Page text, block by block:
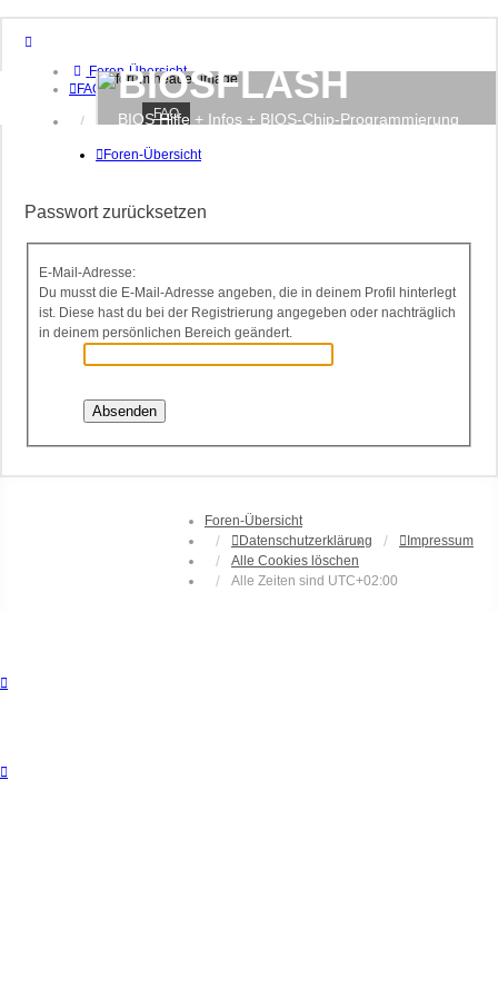
Foren-Übersicht
FAQ
Anmelden
BIOSFLASH
BIOS Hilfe + Infos + BIOS-Chip-Programmierung
FAQ
Foren-Übersicht
Passwort zurücksetzen
E-Mail-Adresse:
Du musst die E-Mail-Adresse angeben, die in deinem Profil hinterlegt
ist. Diese hast du bei der Registrierung angegeben oder nachträglich
in deinem persönlichen Bereich geändert.
Foren-Übersicht
Datenschutzerklärung
Impressum
Alle Cookies löschen
Alle Zeiten sind UTC+02:00